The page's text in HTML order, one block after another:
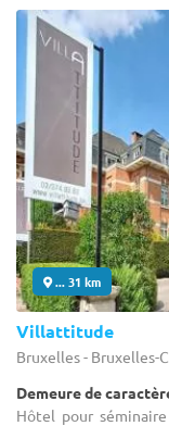
... 31 km
Villattitude
Bruxelles - Bruxelles-
Demeure de
Hôtel pour